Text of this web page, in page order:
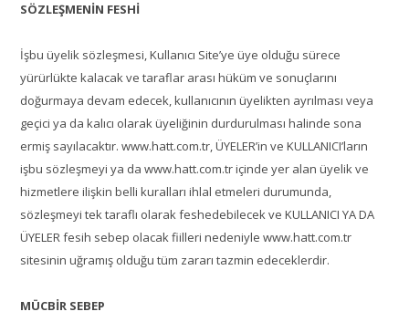
SÖZLEŞMENİN FESHİ
İşbu üyelik sözleşmesi, Kullanıcı Site’ye üye olduğu sürece
yürürlükte kalacak ve taraflar arası hüküm ve sonuçlarını
doğurmaya devam edecek, kullanıcının üyelikten ayrılması veya
geçici ya da kalıcı olarak üyeliğinin durdurulması halinde sona
ermiş sayılacaktır. www.hatt.com.tr, ÜYELER’in ve KULLANICI’ların
işbu sözleşmeyi ya da www.hatt.com.tr içinde yer alan üyelik ve
hizmetlere ilişkin belli kuralları ihlal etmeleri durumunda,
sözleşmeyi tek taraflı olarak feshedebilecek ve KULLANICI YA DA
ÜYELER fesih sebep olacak fiilleri nedeniyle www.hatt.com.tr
sitesinin uğramış olduğu tüm zararı tazmin edeceklerdir.
MÜCBİR SEBEP